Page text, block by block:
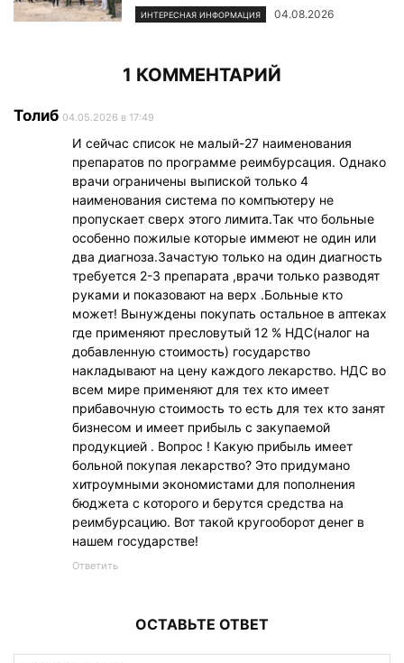
ИНТЕРЕСНАЯ ИНФОРМАЦИЯ 04.08.2026
1 КОММЕНТАРИЙ
Толиб 04.05.2026 в 17:49
И сейчас список не малый-27 наименования
препаратов по программе реимбурсация. Однако
врачи ограничены выпиской только 4
наименования система по компъютеру не
пропускает сверх этого лимита.Так что больные
особенно пожилые которые иммеют не один или
два диагноза.Зачастую только на один диагность
требуется 2-3 препарата ,врачи только разводят
руками и показовают на верх .Больные кто
может! Вынуждены покупать остальное в аптеках
где применяют пресловутый 12 % НДС(налог на
добавленную стоимость) государство
накладывают на цену каждого лекарство. НДС во
всем мире применяют для тех кто имеет
прибавочную стоимость то есть для тех кто занят
бизнесом и имеет прибыль с закупаемой
продукцией . Вопрос ! Какую прибыль имеет
больной покупая лекарство? Это придумано
хитроумными экономистами для пополнения
бюджета с которого и берутся средства на
реимбурсацию. Вот такой кругооборот денег в
нашем государстве!
Ответить
ОСТАВЬТЕ ОТВЕТ